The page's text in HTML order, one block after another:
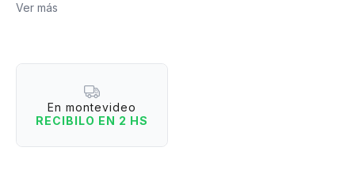
Ver más
En montevideo
RECIBILO EN 2 HS